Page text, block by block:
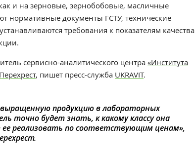
и на зерновые, зернобобовые, масличные
нормативные документы ГСТУ, технические
требования к показателям качества
сервисно-аналитического центра «Института
, пишет пресс-служба UKRAVIT.
продукцию в лабораторных
точно будет знать, к какому классу она
реализовать по соответствующим ценам»,